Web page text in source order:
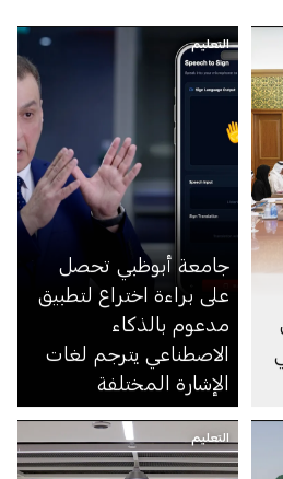
التعليم
جامعة أبوظبي تحصل
على براءة اختراع لتطبيق
مدعوم بالذكاء
الاصطناعي يترجم لغات
الإشارة المختلفة
التعليم